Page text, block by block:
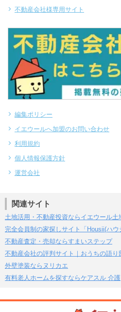
不動産会社様専用サイト
編集ポリシー
イエウールへ加盟のお問い合わせ
利用規約
個人情報保護方針
運営会社
関連サイト
土地活用・不動産投資ならイエウール土
完全会員制の家探しサイト「Housii(ハウ
不動産査定・売却ならすまいステップ
不動産会社の評判サイト｜おうちの語り
外壁塗装ならヌリカエ
有料老人ホームを探すならケアスル 介護